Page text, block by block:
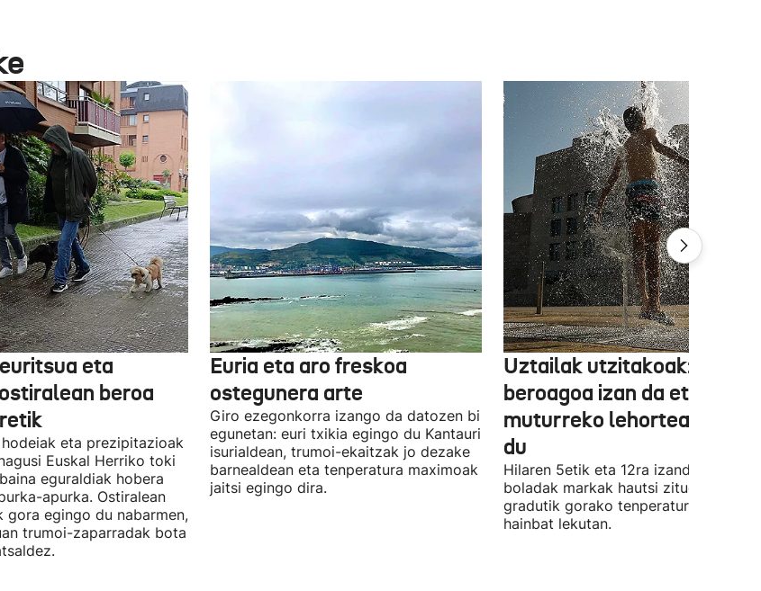
eta
beroa
hodeiak eta prezipitazioak
Euskal Herriko toki
eguraldiak hobera
apurka. Ostiralean
gora egingo du nabarmen,
trumoi-zaparradak bota
Euria eta aro freskoa
ostegunera arte
Giro ezegonkorra izango da datozen bi
egunetan: euri txikia egingo du Kantauri
isurialdean, trumoi-ekaitzak jo dezake
barnealdean eta tenperatura maximoak
jaitsi egingo dira.
Uztailak utzitakoak: 3,6 ºC
beroagoa izan da eta
muturreko lehortea ekarri
du
Hilaren 5etik eta 12ra izandako bero-
boladak markak hautsi zituen. 40
gradutik gorako tenperaturak izan
hainbat lekutan.